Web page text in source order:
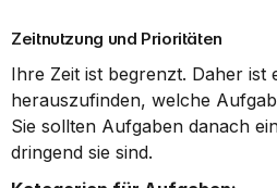
Zeitnutzung und Prioritäten
Ihre Zeit ist begrenzt. Daher ist
herauszufinden, welche
Sie sollten Aufgaben danach
dringend sie sind.